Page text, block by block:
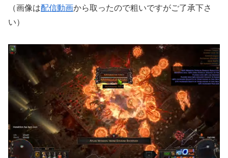
（画像は配信動画から取ったので粗いですがご了承下さ
い）